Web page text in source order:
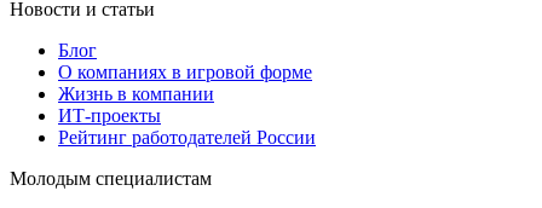
Новости и статьи
Блог
О компаниях в игровой форме
Жизнь в компании
ИТ-проекты
Рейтинг работодателей России
Молодым специалистам